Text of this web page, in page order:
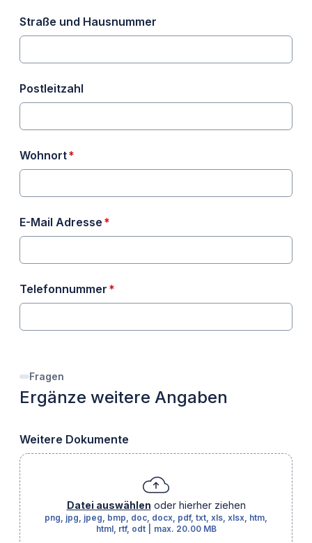
Straße und Hausnummer
Postleitzahl
Wohnort*
E-Mail Adresse *
Telefonnummer *
Fragen
Ergänze weitere Angaben
Weitere Dokumente
Datei auswählen oder hierher ziehen
png, jpg, jpeg, bmp, doc, docx, pdf, txt, xls, xlsx, htm,
html, rtf, odt
max. 20.00 MB